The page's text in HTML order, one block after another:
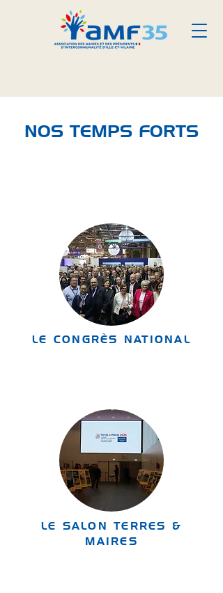
NOS TEMPS FORTS
LE CONGRÈS NATIONAL
LE SALON TERRES &
MAIRES